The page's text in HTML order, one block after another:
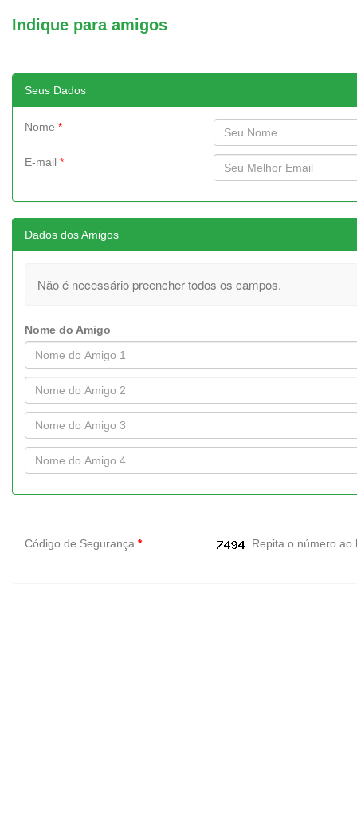
Indique para amigos
Seus Dados
Nome *
E-mail *
Dados dos Amigos
Não é necessário preencher todos os campos.
Nome do Amigo
Código de Segurança * Repita o número ao